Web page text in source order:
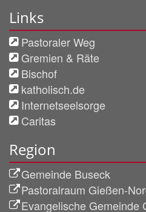
Links
Pastoraler Weg
Gremien & Räte
Bischof
katholisch.de
Internetseelsorge
Caritas
Region
Gemeinde Buseck
Pastoralraum Gießen-
Evangelische Gemeinde